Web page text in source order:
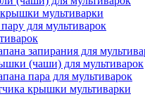
мультиварки
для мультиварок
запирания для
(чаши) для мультиварок
пара для мультиварок
крышки мультиварки